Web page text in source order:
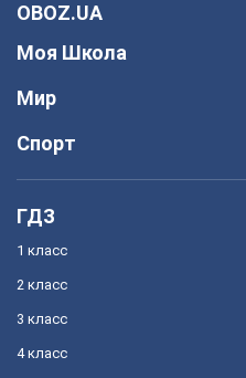
OBOZ.UA
Моя Школа
Мир
Спорт
ГДЗ
1 класс
2 класс
3 класс
4 класс